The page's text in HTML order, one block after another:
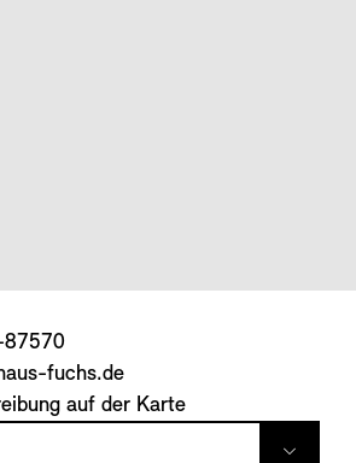
fuchs.de
auf der Karte